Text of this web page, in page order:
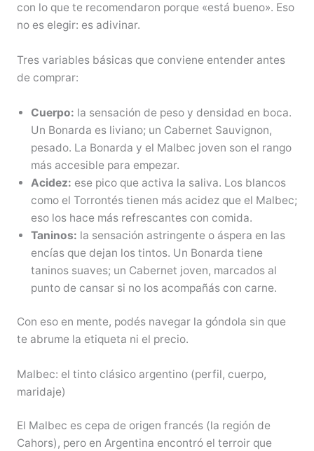
con lo que te recomendaron porque «está bueno». Eso
no es elegir: es adivinar.
Tres variables básicas que conviene entender antes
de comprar:
Cuerpo: la sensación de peso y densidad en boca.
Un Bonarda es liviano; un Cabernet Sauvignon,
pesado. La Bonarda y el Malbec joven son el rango
más accesible para empezar.
Acidez: ese pico que activa la saliva. Los blancos
como el Torrontés tienen más acidez que el Malbec;
eso los hace más refrescantes con comida.
Taninos: la sensación astringente o áspera en las
encías que dejan los tintos. Un Bonarda tiene
taninos suaves; un Cabernet joven, marcados al
punto de cansar si no los acompañás con carne.
Con eso en mente, podés navegar la góndola sin que
te abrume la etiqueta ni el precio.
Malbec: el tinto clásico argentino (perfil, cuerpo,
maridaje)
El Malbec es cepa de origen francés (la región de
Cahors), pero en Argentina encontró el terroir que